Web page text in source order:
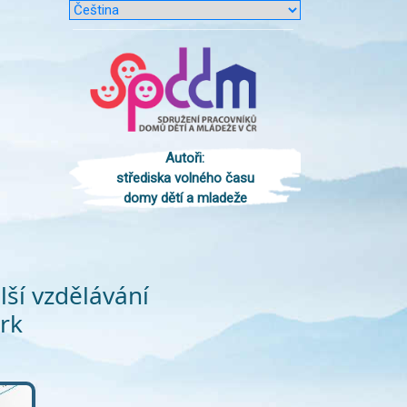
Autoři:
střediska volného času
domy dětí a mladeže
vzdělávání